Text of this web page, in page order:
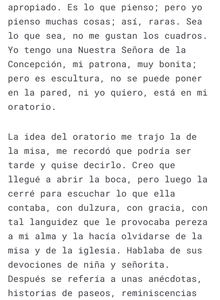
apropiado. Es lo que pienso; pero yo
pienso muchas cosas; así, raras. Sea
lo que sea, no me gustan los cuadros.
Yo tengo una Nuestra Señora de la
Concepción, mi patrona, muy bonita;
pero es escultura, no se puede poner
en la pared, ni yo quiero, está en mi
oratorio.
La idea del oratorio me trajo la de
la misa, me recordó que podría ser
tarde y quise decirlo. Creo que
llegué a abrir la boca, pero luego la
cerré para escuchar lo que ella
contaba, con dulzura, con gracia, con
tal languidez que le provocaba pereza
a mi alma y la hacía olvidarse de la
misa y de la iglesia. Hablaba de sus
devociones de niña y señorita.
Después se refería a unas anécdotas,
historias de paseos, reminiscencias